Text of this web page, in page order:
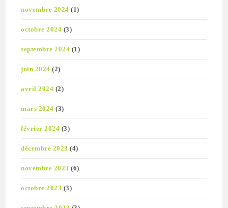
novembre 2024 (1)
octobre 2024 (3)
septembre 2024 (1)
juin 2024 (2)
avril 2024 (2)
mars 2024 (3)
février 2024 (3)
décembre 2023 (4)
novembre 2023 (6)
octobre 2023 (3)